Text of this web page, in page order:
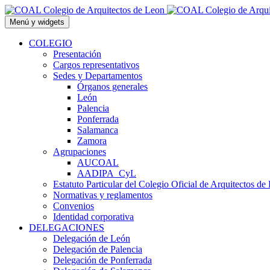
Saltar
al
contenido
Menú y widgets
COLEGIO
Presentación
Cargos representativos
Sedes y Departamentos
Órganos generales
León
Palencia
Ponferrada
Salamanca
Zamora
Agrupaciones
AUCOAL
AADIPA_CyL
Estatuto Particular del Colegio Oficial de Arquitectos de
Normativas y reglamentos
Convenios
Identidad corporativa
DELEGACIONES
Delegación de León
Delegación de Palencia
Delegación de Ponferrada